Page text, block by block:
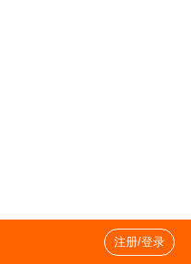
注册/登录